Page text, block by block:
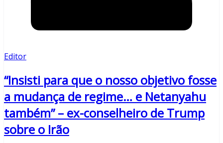
Editor
“Insisti para que o nosso objetivo fosse
a mudança de regime… e Netanyahu
também” – ex-conselheiro de Trump
sobre o Irão